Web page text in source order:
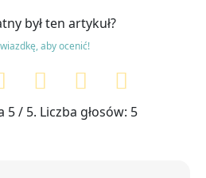
był ten artykuł?
aby ocenić!
5/ 5. Liczba głosów: 5